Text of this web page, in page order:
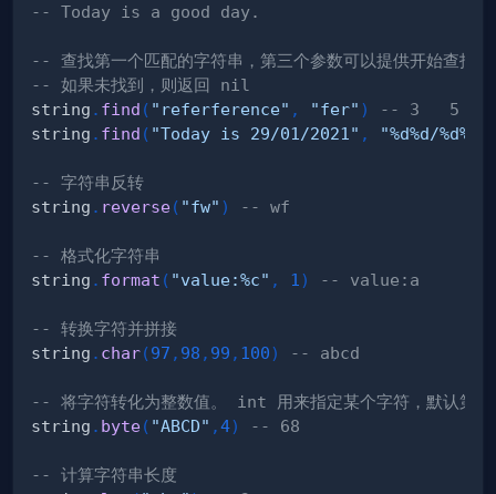
-- Today is a good day.
-- 查找第一个匹配的字符串，第三个参数可以提供开始查找
-- 如果未找到，则返回 nil
string . find ( "referference" , "fer" )
-- 3   5
string . find ( "Today is 29/01/2021" , "%d%d/%d%d/
-- 字符串反转
string . reverse( "fw" ) -- wf
-- 格式化字符串
string . format ( "value:%c" , 1 ) -- value:a
-- 转换字符并拼接
string . char(97 , 98 , 99 , 100) -- abcd
-- 将字符转化为整数值。 int 用来指定某个字符，默认第一
string . byte( "ABCD" ,4) -- 68
-- 计算字符串长度